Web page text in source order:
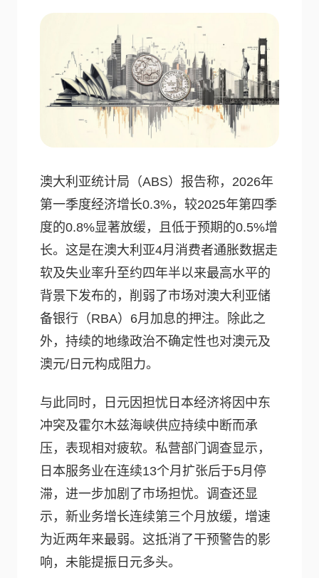
澳大利亚统计局（ABS）报告称，2026年
第一季度经济增长0.3%，较2025年第四季
度的0.8%显著放缓，且低于预期的0.5%增
长。这是在澳大利亚4月消费者通胀数据走
软及失业率升至约四年半以来最高水平的
背景下发布的，削弱了市场对澳大利亚储
备银行（RBA）6月加息的押注。除此之
外，持续的地缘政治不确定性也对澳元及
澳元/日元构成阻力。
与此同时，日元因担忧日本经济将因中东
冲突及霍尔木兹海峡供应持续中断而承
压，表现相对疲软。私营部门调查显示，
日本服务业在连续13个月扩张后于5月停
滞，进一步加剧了市场担忧。调查还显
示，新业务增长连续第三个月放缓，增速
为近两年来最弱。这抵消了干预警告的影
响，未能提振日元多头。